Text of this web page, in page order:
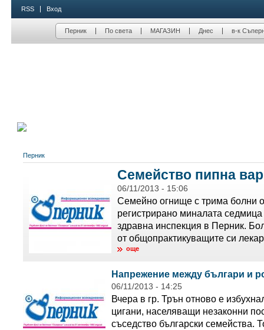
RSS Вход
Перник По света МАГАЗИН Днес в-к
Перник
Семейство пипна
06/11/2013 - 15:06
Семейно огнище с трима болни
регистрирано миналата
здравна инспекция в Перник.
от общопрактикуващите си
още
Напрежение между българи и
06/11/2013 - 14:25
Вчера в гр. Трън отново е
цигани, населяващи незаконни
съседство български семейства.